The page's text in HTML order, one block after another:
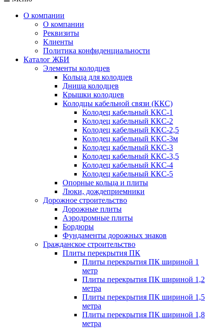
О компании
О компании
Реквизиты
Клиенты
Политика конфиденциальности
Каталог ЖБИ
Элементы колодцев
Кольца для колодцев
Днища колодцев
Крышки колодцев
Колодцы кабельной связи (ККС)
Колодец кабельный ККС-1
Колодец кабельный ККС-2
Колодец кабельный ККС-2,5
Колодец кабельный ККС-3м
Колодец кабельный ККС-3
Колодец кабельный ККС-3,5
Колодец кабельный ККС-4
Колодец кабельный ККС-5
Опорные кольца и плиты
Люки, дождеприемники
Дорожное строительство
Дорожные плиты
Аэродромные плиты
Бордюры
Фундаменты дорожных знаков
Гражданское строительство
Плиты перекрытия ПК
Плиты перекрытия ПК шириной 1
метр
Плиты перекрытия ПК шириной 1,2
метра
Плиты перекрытия ПК шириной 1,5
метра
Плиты перекрытия ПК шириной 1,8
метра